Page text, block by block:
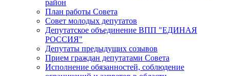
район
План работы Совета
Совет молодых депутатов
Депутатское объединение ВПП "ЕДИНАЯ
РОССИЯ"
Депутаты предыдущих созывов
Прием граждан депутатами Совета
Исполнение обязанностей, соблюдение